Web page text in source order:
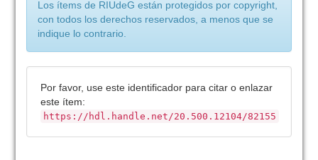
Los ítems de RIUdeG están protegidos por copyright,
con todos los derechos reservados, a menos que se
indique lo contrario.
Por favor, use este identificador para citar o enlazar
este ítem:
https://hdl.handle.net/20.500.12104/82155